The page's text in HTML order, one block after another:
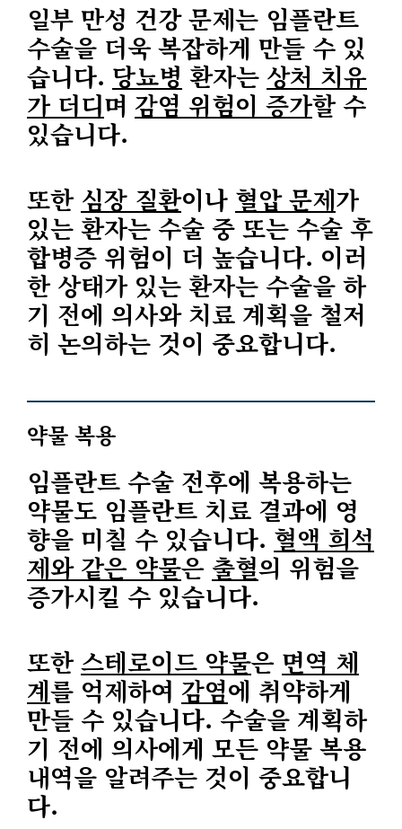
일부 만성 건강 문제는 임플란트
수술을 더욱 복잡하게 만들 수 있
습니다. 당뇨병 환자는 상처 치유
가 더디며 감염 위험이 증가할 수
있습니다.
또한 심장 질환이나 혈압 문제가
있는 환자는 수술 중 또는 수술 후
합병증 위험이 더 높습니다. 이러
한 상태가 있는 환자는 수술을 하
기 전에 의사와 치료 계획을 철저
히 논의하는 것이 중요합니다.
약물 복용
임플란트 수술 전후에 복용하는
약물도 임플란트 치료 결과에 영
향을 미칠 수 있습니다. 혈액 희석
제와 같은 약물은 출혈의 위험을
증가시킬 수 있습니다.
또한 스테로이드 약물은 면역 체
계를 억제하여 감염에 취약하게
만들 수 있습니다. 수술을 계획하
기 전에 의사에게 모든 약물 복용
내역을 알려주는 것이 중요합니
다.